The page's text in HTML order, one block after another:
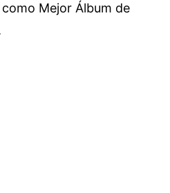
Mejor Álbum de